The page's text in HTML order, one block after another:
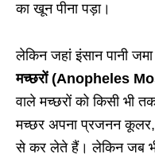
का खून पीना पड़ा।
लेकिन जहां इंसान पानी
मच्छरों (Anopheles
वाले मच्छरों को किसी भी
मच्छर अपना प्रजनन कूलर,
से कर लेते हैं। लेकिन जब भी